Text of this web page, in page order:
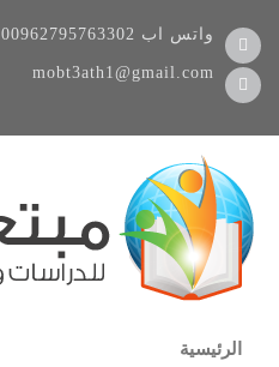
00962795763302 واتس اب
mobt3ath1@gmail.com
الرئيسية